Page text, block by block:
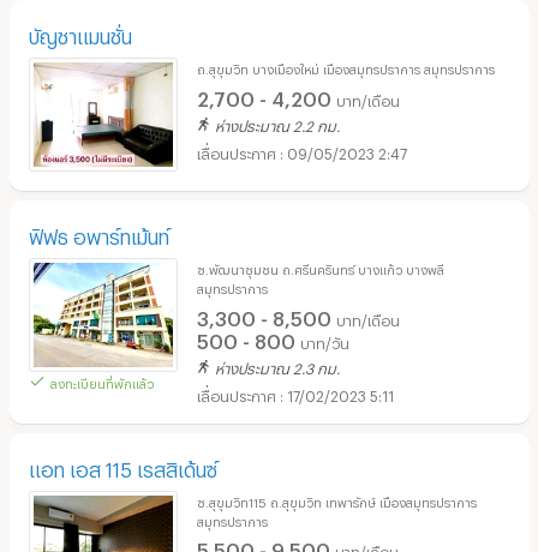
บัญชาแมนชั่น
ถ.สุขุมวิท บางเมืองใหม่ เมืองสมุทรปราการ สมุทรปราการ
2,700 - 4,200 บาท/เดือน
ห่างประมาณ 2.2 กม.
09/05/2023 2:47
ฟิฟธ อพาร์ทเม้นท์
ลงทะเบียนที่พักแล้ว
ซ.พัฒนาชุมชน ถ.ศรีนครินทร์ บางแก้ว บางพลี
สมุทรปราการ
3,300 - 8,500 บาท/เดือน
500 - 800 บาท/วัน
ห่างประมาณ 2.3 กม.
17/02/2023 5:11
แอท เอส 115 เรสสิเด้นซ์
ซ.สุขุมวิท115 ถ.สุขุมวิท เทพารักษ์ เมืองสมุทรปราการ
สมุทรปราการ
5,500 - 9,500